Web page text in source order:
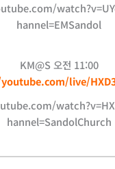
hannel=EMSandol
KM@S 오전 11:00
live/
hannel=SandolChurch